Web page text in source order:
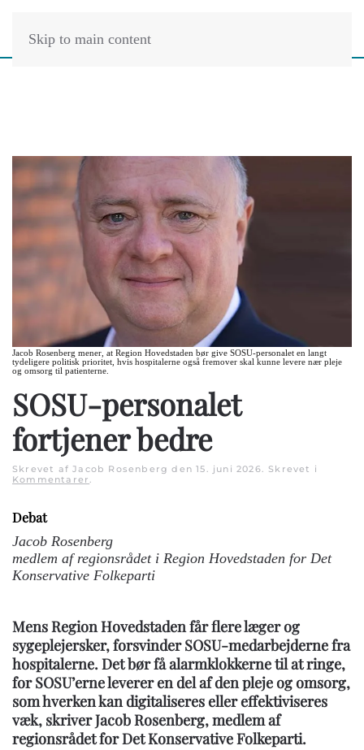
Skip to main content
Jacob Rosenberg mener, at Region Hovedstaden bør give SOSU-personalet en langt
tydeligere politisk prioritet, hvis hospitalerne også fremover skal kunne levere nær pleje
og omsorg til patienterne.
SOSU-personalet
fortjener bedre
Skrevet af Jacob Rosenberg den15. juni 2026. Skrevet i
Kommentarer.
Debat
Jacob Rosenberg
medlem af regionsrådet i Region Hovedstaden for Det
Konservative Folkeparti
Mens Region Hovedstaden får flere læger og
sygeplejersker, forsvinder SOSU-medarbejderne fra
hospitalerne. Det bør få alarmklokkerne til at ringe,
for SOSU’erne leverer en del af den pleje og omsorg,
som hverken kan digitaliseres eller effektiviseres
væk, skriver Jacob Rosenberg, medlem af
regionsrådet for Det Konservative Folkeparti.